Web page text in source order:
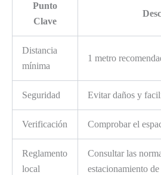
Punto
Clave
Distancia
mínima
1 metro
Seguridad Evitar daños y
Verificación Comprobar el
Reglamento
local
Consultar las
estacionamiento